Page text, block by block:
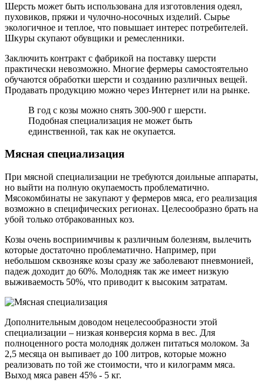
Шерсть может быть использована для изготовления одеял,
пуховиков, пряжи и чулочно-носочных изделий. Сырье
экологичное и теплое, что повышает интерес потребителей.
Шкуры скупают обувщики и ремесленники.
Заключить контракт с фабрикой на поставку шерсти
практически невозможно. Многие фермеры самостоятельно
обучаются обработки шерсти и созданию различных вещей.
Продавать продукцию можно через Интернет или на рынке.
В год с козы можно снять 300-900 г шерсти.
Подобная специализация не может быть
единственной, так как не окупается.
Мясная специализация
При мясной специализации не требуются доильные аппараты,
но выйти на полную окупаемость проблематично.
Мясокомбинаты не закупают у фермеров мяса, его реализация
возможно в специфических регионах. Целесообразно брать на
убой только отбракованных коз.
Козы очень восприимчивы к различным болезням, вылечить
которые достаточно проблематично. Например, при
небольшом сквозняке козы сразу же заболевают пневмонией,
падеж доходит до 60%. Молодняк так же имеет низкую
выживаемость 50%, что приводит к высоким затратам.
Дополнительным доводом нецелесообразности этой
специализации – низкая конверсия корма в вес. Для
полноценного роста молодняк должен питаться молоком. За
2,5 месяца он выпивает до 100 литров, которые можно
реализовать по той же стоимости, что и килограмм мяса.
Выход мяса равен 45% - 5 кг.